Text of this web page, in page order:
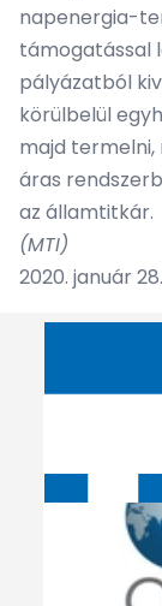
napenergia-
támogatással
pályázatból
körülbelül
majd
áras
az államtitkár.
(MTI)
2020. január 28.